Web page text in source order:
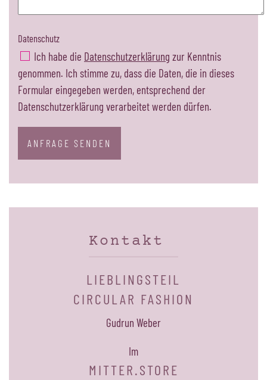
Datenschutz
Ich habe die Datenschutzerklärung zur Kenntnis
genommen. Ich stimme zu, dass die Daten, die in dieses
Formular eingegeben werden, entsprechend der
Datenschutzerklärung verarbeitet werden dürfen.
ANFRAGE SENDEN
Kontakt
LIEBLINGSTEIL
CIRCULAR FASHION
Gudrun Weber
Im
MITTER.STORE